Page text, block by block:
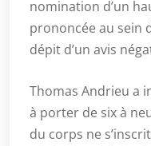
nomination d’un
prononcée au sein
dépit d’un avis
Thomas Andrieu a
à porter de six à
du corps ne